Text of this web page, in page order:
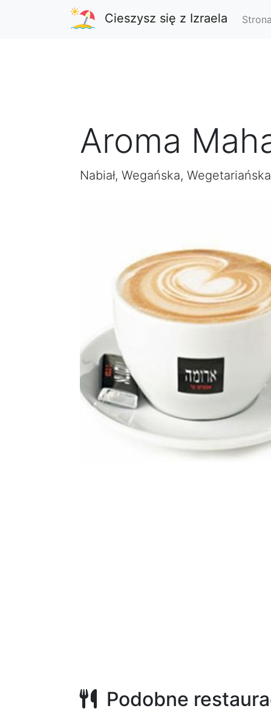
Cieszysz się z Izraela
Aroma
Nabiał, Wegańska, Wegetariańska
Podobne